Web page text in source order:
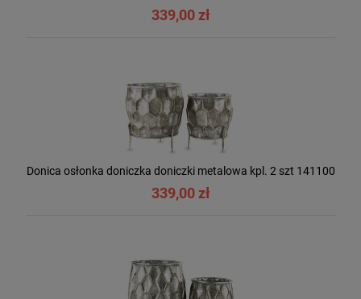
339,00 zł
Donica osłonka doniczka doniczki metalowa kpl. 2 szt 141100
339,00 zł